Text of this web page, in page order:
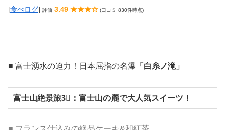
[食べログ] 評価 3.49 ★★★☆ (口コミ 830件時点)
■ 富士湧水の迫力！日本屈指の名瀑 「白糸ノ滝」
富士山絶景旅3⃣：富士山の麓で大人気スイーツ！